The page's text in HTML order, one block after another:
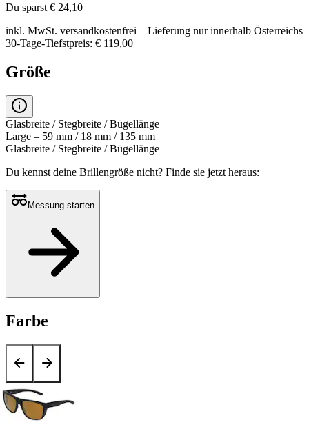
Du sparst € 24,10
inkl. MwSt. versandkostenfrei – Lieferung nur innerhalb Österreichs
30-Tage-Tiefstpreis: € 119,00
Größe
Glasbreite / Stegbreite / Bügellänge
Large – 59 mm / 18 mm / 135 mm
Glasbreite / Stegbreite / Bügellänge
Du kennst deine Brillengröße nicht? Finde sie jetzt heraus:
Messung starten
Farbe